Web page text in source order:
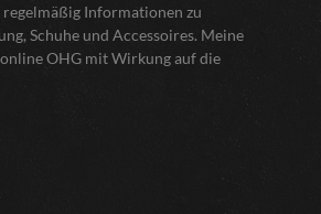
Informationen zu
Schuhe und Accessoires. Meine
OHG mit Wirkung auf die